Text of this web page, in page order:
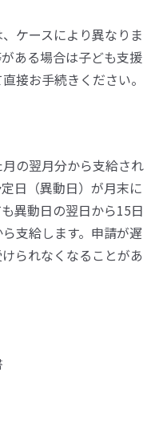
ケースにより異なりま
ある場合は子ども支援
接お手続きください。
の翌月分から支給され
日（異動日）が月末に
異動日の翌日から15日
支給します。申請が遅
られなくなることがあ